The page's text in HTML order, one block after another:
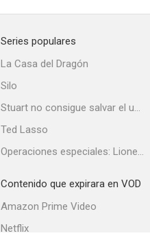
Series populares
La Casa del Dragón
Silo
Stuart no consigue salvar el universo
Ted Lasso
Operaciones especiales: Lioness
Contenido que expirara en VOD
Amazon Prime Video
Netflix